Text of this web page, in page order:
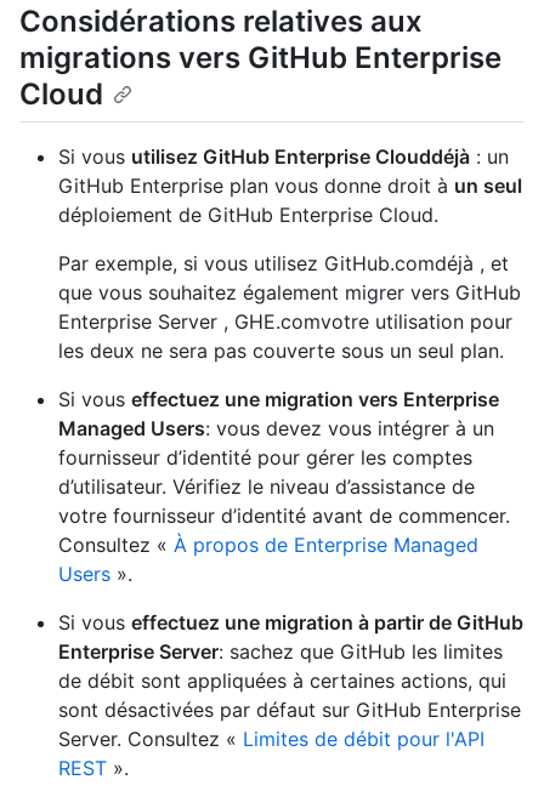
Considérations relatives aux
migrations vers GitHub Enterprise
Cloud
Si vous utilisez GitHub Enterprise Clouddéjà : un
GitHub Enterprise plan vous donne droit à un seul
déploiement de GitHub Enterprise Cloud.
Par exemple, si vous utilisez GitHub.comdéjà , et
que vous souhaitez également migrer vers GitHub
Enterprise Server , GHE.comvotre utilisation pour
les deux ne sera pas couverte sous un seul plan.
Si vous effectuez une migration vers Enterprise
Managed Users: vous devez vous intégrer à un
fournisseur d’identité pour gérer les comptes
d’utilisateur. Vérifiez le niveau d’assistance de
votre fournisseur d’identité avant de commencer.
Consultez « À propos de Enterprise Managed
Users ».
Si vous effectuez une migration à partir de GitHub
Enterprise Server: sachez que GitHub les limites
de débit sont appliquées à certaines actions, qui
sont désactivées par défaut sur GitHub Enterprise
Server. Consultez « Limites de débit pour l'API
REST ».